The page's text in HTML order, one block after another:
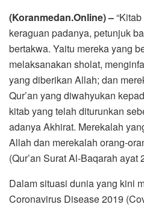
(Koranmedan.Online) –
keraguan padanya, petunjuk
bertakwa. Yaitu mereka yang
melaksanakan sholat,
yang diberikan Allah; dan
Qur’an yang diwahyukan
kitab yang telah diturunkan
adanya Akhirat. Merekalah
Allah dan merekalah orang-
(Qur’an Surat Al-Baqarah ayat
Dalam situasi dunia yang kini
Coronavirus Disease 2019